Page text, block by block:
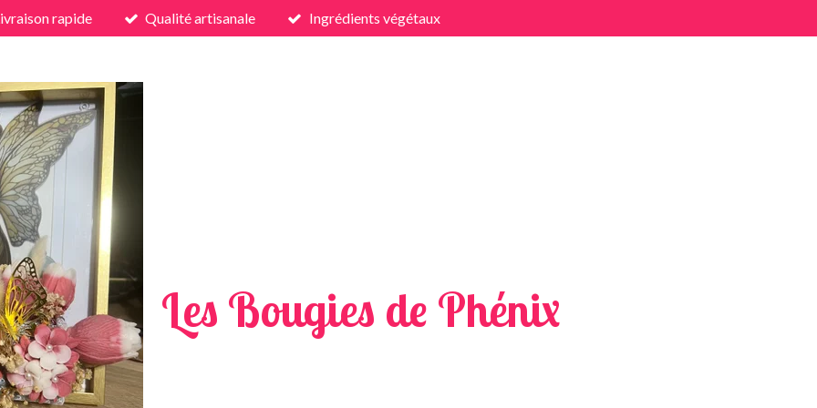
rapide Qualité artisanale Ingrédients végétaux
Les Bougies de Phénix